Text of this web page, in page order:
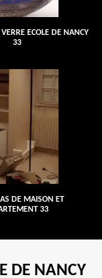
ECOLE DE NANCY
33
DE MAISON ET
33
DE NANCY